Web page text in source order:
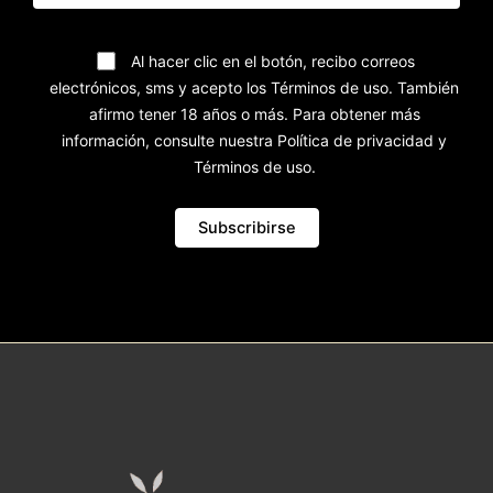
Al hacer clic en el botón, recibo correos
electrónicos, sms y acepto los Términos de uso. También
afirmo tener 18 años o más. Para obtener más
información, consulte nuestra Política de privacidad y
Términos de uso.